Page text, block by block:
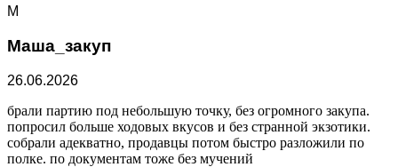
М
Маша_закуп
26.06.2026
брали партию под небольшую точку, без огромного закупа.
попросил больше ходовых вкусов и без странной экзотики.
собрали адекватно, продавцы потом быстро разложили по
полке. по документам тоже без мучений